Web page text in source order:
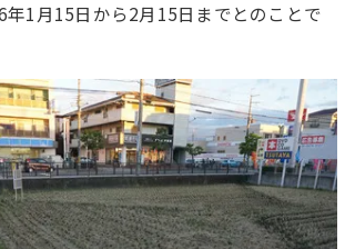
年1月15日から2月15日までとのことで